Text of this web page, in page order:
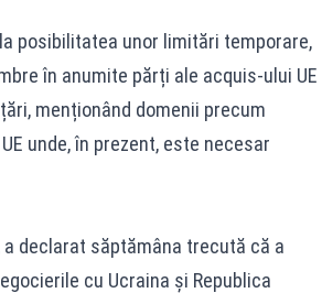
posibilitatea unor limitări temporare,
în anumite părți ale acquis-ului UE
menționând domenii precum
unde, în prezent, este necesar
declarat săptămâna trecută că a
cu Ucraina și Republica